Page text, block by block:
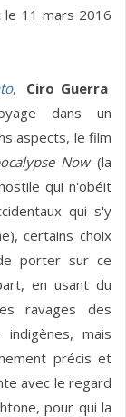
le 11 mars 2016
,
Ciro Guerra
dans un
aspects, le film
Now(la
qui n'obéit
qui s'y
certains choix
porter sur ce
en usant du
ravages des
mais
précis et
avec le regard
pour qui la